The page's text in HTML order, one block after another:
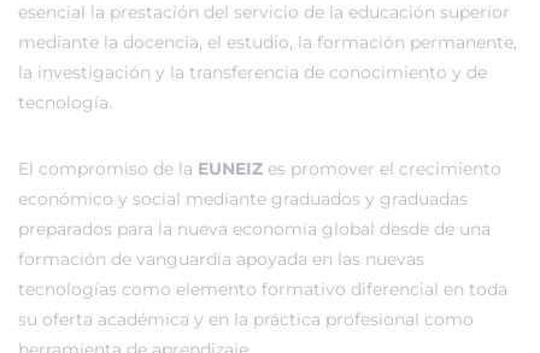
esencial la prestación del servicio de la educación superior
mediante la docencia, el estudio, la formación permanente,
la investigación y la transferencia de conocimiento y de
tecnología.
El compromiso de la EUNEIZ es promover el crecimiento
económico y social mediante graduados y graduadas
preparados para la nueva economía global desde de una
formación de vanguardia apoyada en las nuevas
tecnologías como elemento formativo diferencial en toda
su oferta académica y en la práctica profesional como